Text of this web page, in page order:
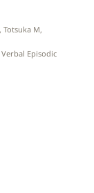
Totsuka M,
Episodic